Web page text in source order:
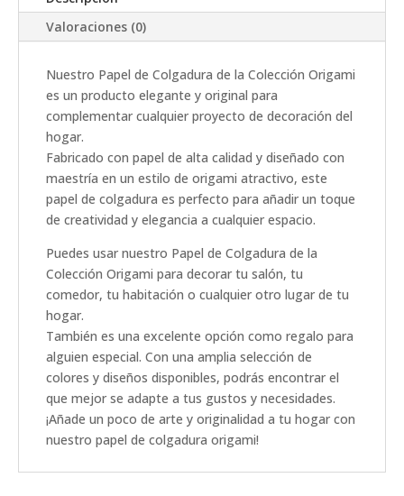
Valoraciones (0)
Nuestro Papel de Colgadura de la Colección Origami
es un producto elegante y original para
complementar cualquier proyecto de decoración del
hogar.
Fabricado con papel de alta calidad y diseñado con
maestría en un estilo de origami atractivo, este
papel de colgadura es perfecto para añadir un toque
de creatividad y elegancia a cualquier espacio.
Puedes usar nuestro Papel de Colgadura de la
Colección Origami para decorar tu salón, tu
comedor, tu habitación o cualquier otro lugar de tu
hogar.
También es una excelente opción como regalo para
alguien especial. Con una amplia selección de
colores y diseños disponibles, podrás encontrar el
que mejor se adapte a tus gustos y necesidades.
¡Añade un poco de arte y originalidad a tu hogar con
nuestro papel de colgadura origami!